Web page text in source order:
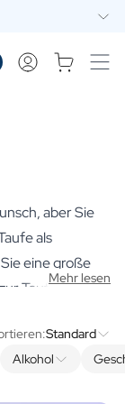
aber Sie
als
eine große
Taufe, die alle
Mehr lesen
Alkohol
Standard